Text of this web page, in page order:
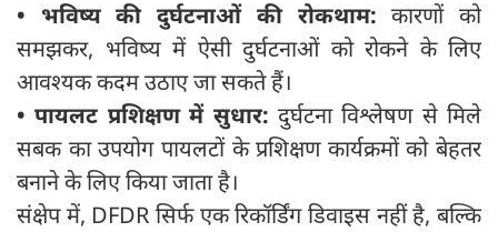
• भविष्य की दुर्घटनाओं की रोकथाम: कारणों को
समझकर, भविष्य में ऐसी दुर्घटनाओं को रोकने के लिए
आवश्यक कदम उठाए जा सकते हैं।
• पायलट प्रशिक्षण में सुधार: दुर्घटना विश्लेषण से मिले
सबक का उपयोग पायलटों के प्रशिक्षण कार्यक्रमों को बेहतर
बनाने के लिए किया जाता है।
संक्षेप में, DFDR सिर्फ एक रिकॉर्डिंग डिवाइस नहीं है, बल्कि